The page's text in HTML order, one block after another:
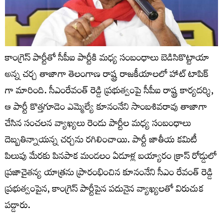
కాంగ్రెస్ పార్టీతో సీపీఐ పార్టీకి మధ్య సంబంధాలు బెడిసికొట్టాయా
అన్న చర్చ తాజాగా తెలంగాణ రాష్ట్ర రాజకీయాలలో హాట్ టాపిక్
గా మారింది. సీఎంరేవంత్ రెడ్డి ప్ర‌భుత్వంపై సీపీఐ రాష్ట్ర కార్యదర్శి,
ఆ పార్టీ కొత్తగూడెం ఎమ్మెల్యే కూనంనేని సాంబశివరావు తాజాగా
చేసిన సంచ‌లన వ్యాఖ్యలు రెండు పార్టీల మధ్య సంబంధాలు
దెబ్బతిన్నాయన్న చర్చను రగిలించాయి. పార్టీ జాతీయ కమిటీ
పిలుపు మేరకు పినపాక మండలం ఏడూళ్ల బయ్యారం క్రాస్ రోడ్డులో
ప్రజాచైతన్య యాత్రను ప్రారంభించిన కూనంనేని సీఎం రేవంత్ రెడ్డి
ప్రభుత్వంపైన, కాంగ్రెస్ పార్టీపైన పదునైన వ్యాఖ్యలతో విరుచుక
పడ్డారు.